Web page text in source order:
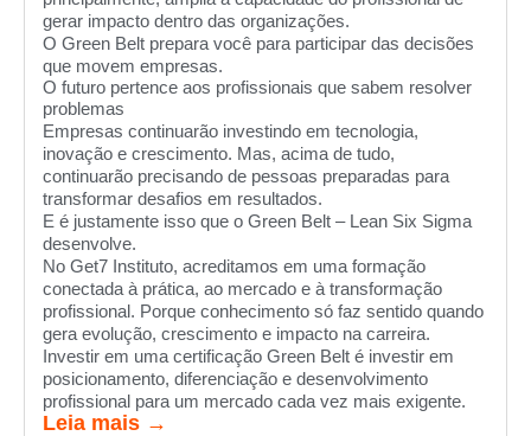
gerar impacto dentro das organizações.
O Green Belt prepara você para participar das decisões
que movem empresas.
O futuro pertence aos profissionais que sabem resolver
problemas
Empresas continuarão investindo em tecnologia,
inovação e crescimento. Mas, acima de tudo,
continuarão precisando de pessoas preparadas para
transformar desafios em resultados.
E é justamente isso que o Green Belt – Lean Six Sigma
desenvolve.
No Get7 Instituto, acreditamos em uma formação
conectada à prática, ao mercado e à transformação
profissional. Porque conhecimento só faz sentido quando
gera evolução, crescimento e impacto na carreira.
Investir em uma certificação Green Belt é investir em
posicionamento, diferenciação e desenvolvimento
profissional para um mercado cada vez mais exigente.
Leia mais →